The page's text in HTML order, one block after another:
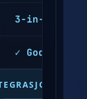
3-in-1 SMD
✓ Godkjent